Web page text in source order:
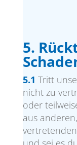
5.
5.1 Tritt
nicht zu
oder
aus